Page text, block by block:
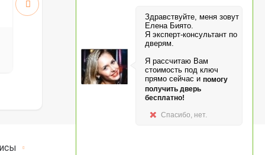
8 446 р.
5912
8 446 р.
Здравствуйте, меня зовут
Елена Биято.
Я эксперт-консультант по
дверям.
Я рассчитаю Вам
стоимость под ключ
прямо сейчас и помогу
получить дверь
бесплатно!
Спасибо, нет.